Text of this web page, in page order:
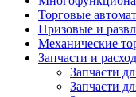
Торговые
Призовые и
Механические
Запчасти и
Запчасти
Запчасти